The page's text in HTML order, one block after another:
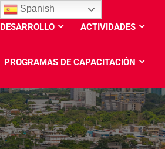
ACTIVIDADES
PROGRAMAS DE CAPACITACIÓN
Spanish